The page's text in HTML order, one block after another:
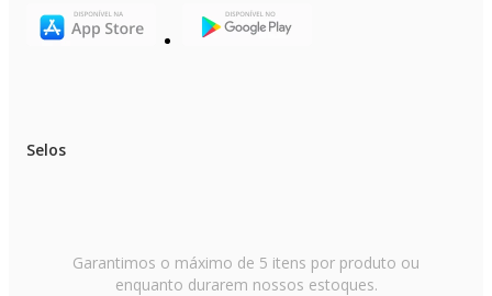
Selos
Garantimos o máximo de 5 itens por produto ou
enquanto durarem nossos estoques.